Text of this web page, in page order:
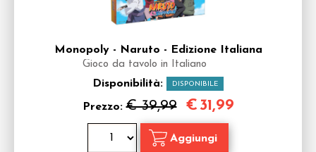
Monopoly - Naruto - Edizione Italiana
Gioco da tavolo in Italiano
Disponibilità: DISPONIBILE
Prezzo:€ 39,99 € 31,99